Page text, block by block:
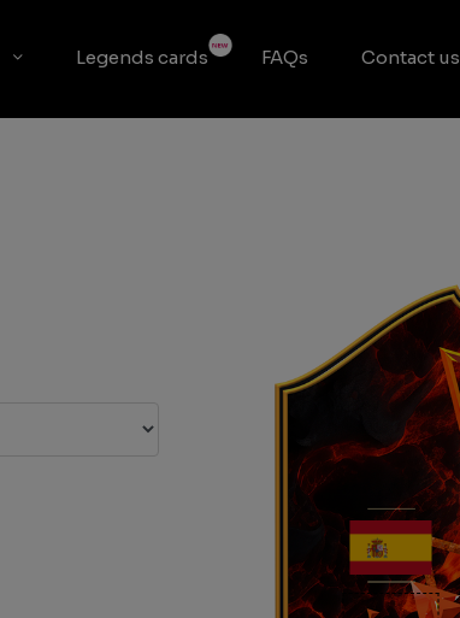
Legends cards FAQs Contact us